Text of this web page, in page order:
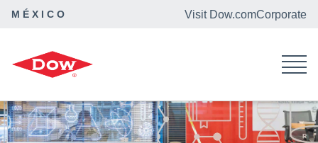
MÉXICO Visit Dow.comCorporate